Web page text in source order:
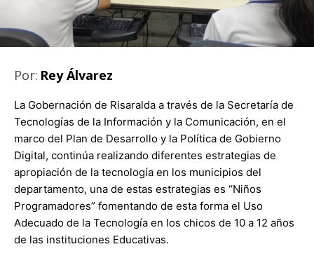
Por: Rey Álvarez
La Gobernación de Risaralda a través de la Secretaría de
Tecnologías de la Información y la Comunicación, en el
marco del Plan de Desarrollo y la Política de Gobierno
Digital, continúa realizando diferentes estrategias de
apropiación de la tecnología en los municipios del
departamento, una de estas estrategias es “Niños
Programadores” fomentando de esta forma el Uso
Adecuado de la Tecnología en los chicos de 10 a 12 años
de las instituciones Educativas.